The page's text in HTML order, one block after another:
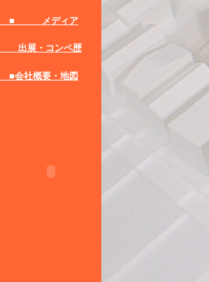
■ メディア
出展・コンペ歴
■会社概要・地図